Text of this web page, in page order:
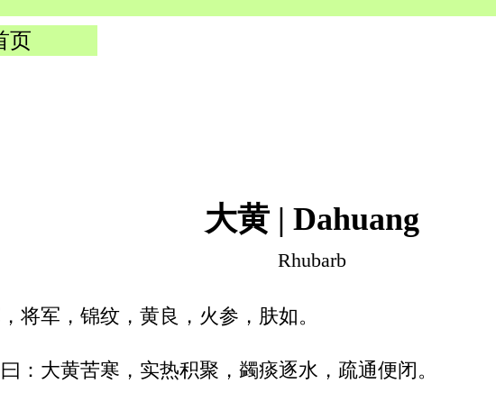
页
大黄 | Dahuang
Rhubarb
将军，锦纹，黄良，火参，肤如。
曰：大黄苦寒，实热积聚，蠲痰逐水，疏通便闭。